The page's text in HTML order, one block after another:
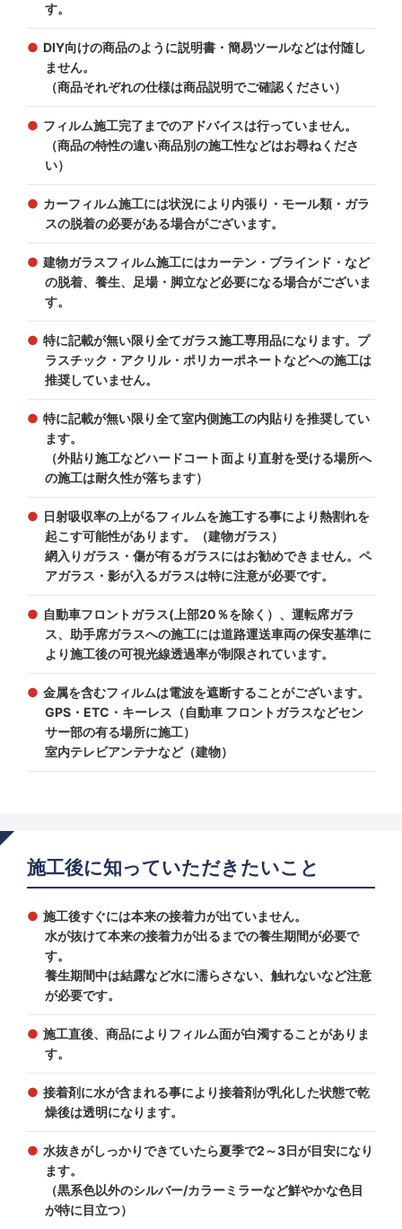
す。
DIY向けの商品のように説明書・簡易ツールなどは付随し
ません。
（商品それぞれの仕様は商品説明でご確認ください）
フィルム施工完了までのアドバイスは行っていません。
（商品の特性の違い商品別の施工性などはお尋ねくださ
い）
カーフィルム施工には状況により内張り・モール類・ガラ
スの脱着の必要がある場合がございます。
建物ガラスフィルム施工にはカーテン・ブラインド・など
の脱着、養生、足場・脚立など必要になる場合がございま
す。
特に記載が無い限り全てガラス施工専用品になります。プ
ラスチック・アクリル・ポリカーポネートなどへの施工は
推奨していません。
特に記載が無い限り全て室内側施工の内貼りを推奨してい
ます。
（外貼り施工などハードコート面より直射を受ける場所へ
の施工は耐久性が落ちます）
日射吸収率の上がるフィルムを施工する事により熱割れを
起こす可能性があります。（建物ガラス）
網入りガラス・傷が有るガラスにはお勧めできません。ペ
アガラス・影が入るガラスは特に注意が必要です。
自動車フロントガラス(上部20％を除く）、運転席ガラ
ス、助手席ガラスへの施工には道路運送車両の保安基準に
より施工後の可視光線透過率が制限されています。
金属を含むフィルムは電波を遮断することがございます。
GPS・ETC・キーレス（自動車 フロントガラスなどセン
サー部の有る場所に施工）
室内テレビアンテナなど（建物）
施工後に知っていただきたいこと
施工後すぐには本来の接着力が出ていません。
水が抜けて本来の接着力が出るまでの養生期間が必要で
す。
養生期間中は結露など水に濡らさない、触れないなど注意
が必要です。
施工直後、商品によりフィルム面が白濁することがありま
す。
接着剤に水が含まれる事により接着剤が乳化した状態で乾
燥後は透明になります。
水抜きがしっかりできていたら夏季で2～3日が目安になり
ます。
（黒系色以外のシルバー/カラーミラーなど鮮やかな色目
が特に目立つ）